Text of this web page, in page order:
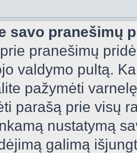
savo pranešimų
pranešimų
valdymo pultą.
pažymėti
parašą prie visų
nustatymą
galimą